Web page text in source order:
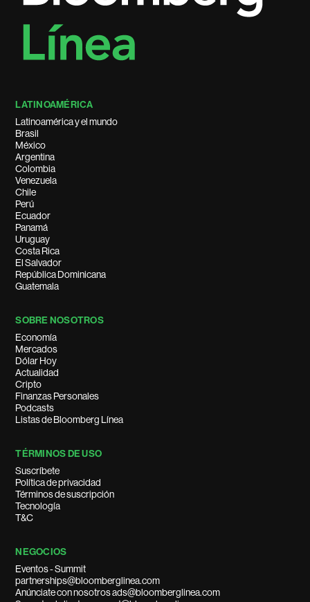
LATINOAMÉRICA
Latinoamérica y el mundo
Brasil
México
Argentina
Colombia
Venezuela
Chile
Perú
Ecuador
Panamá
Uruguay
Costa Rica
El Salvador
República Dominicana
Guatemala
SOBRE NOSOTROS
Economía
Mercados
Dólar Hoy
Actualidad
Cripto
Finanzas Personales
Podcasts
Listas de Bloomberg Línea
TÉRMINOS DE USO
Suscríbete
Política de privacidad
Términos de suscripción
Tecnología
T&C
NEGOCIOS
Eventos - Summit
partnerships@bloomberglinea.com
Anúnciate con nosotros ads@bloomberglinea.com